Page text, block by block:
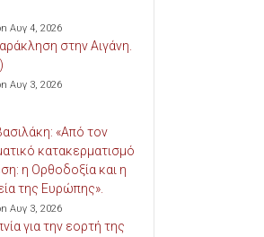
Αυγ 4, 2026
στην Αιγάνη.
Αυγ 3, 2026
«Από τον
κατακερματισμό
η Ορθοδοξία και η
της Ευρώπης».
Αυγ 3, 2026
για την εορτή της